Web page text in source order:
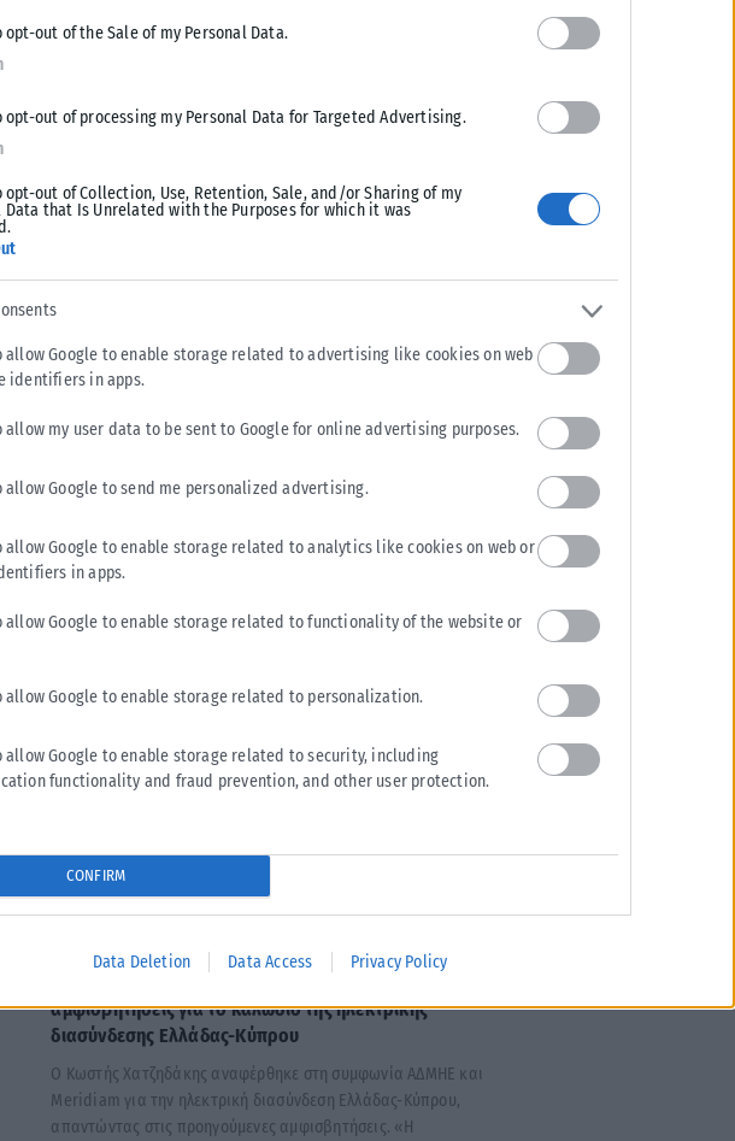
opt-out of the Sale of my Personal Data.
opt-out of processing my Personal Data for Targeted Advertising.
opt-out of Collection, Use, Retention, Sale, and/or Sharing of my
Data that Is Unrelated with the Purposes for which it was
allow Google to enable storage related to advertising like cookies on web
identifiers in apps.
allow my user data to be sent to Google for online advertising purposes.
allow Google to send me personalized advertising.
allow Google to enable storage related to analytics like cookies on web or
in apps.
allow Google to enable storage related to functionality of the website or
allow Google to enable storage related to personalization.
allow Google to enable storage related to security, including
functionality and fraud prevention, and other user protection.
CONFIRM
Data Deletion Data Access Privacy Policy
ελληνική πολιτεία έχει διαθέσει παραπάνω από 320 εκατ.
test», είπε και πρόσθεσε πως το τελευταίο διάστημα
Δέλτα.
για τους πολίτες 60 ετών και άνω απέδωσε,
ήταν η τρίτη δόση.
δήλωσε.
του εμβολίου, αλλά όχι την αναμνηστική δόση και
εμβολιασμένων.
αμφισβητήσεις για το καλώδιο της ηλεκτρικής
διασύνδεσης Ελλάδας-Κύπρου
Ο Κωστής Χατζηδάκης αναφέρθηκε στη συμφωνία ΑΔΜΗΕ και
Meridiam για την ηλεκτρική διασύνδεση Ελλάδας-Κύπρου,
απαντώντας στις προηγούμενες αμφισβητήσεις. «Η